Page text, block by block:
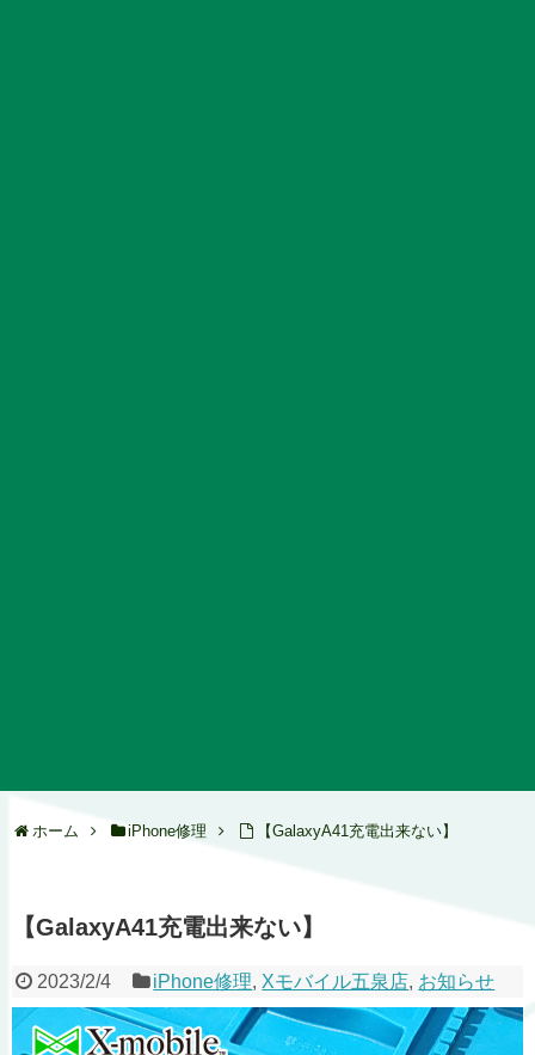
ホーム iPhone修理 【GalaxyA41充電出来ない】
【GalaxyA41充電出来ない】
2023/2/4 iPhone修理, Xモバイル五泉店, お知らせ